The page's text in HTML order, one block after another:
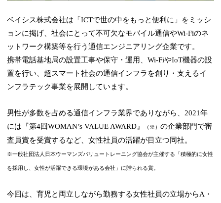
ベイシス株式会社は「ICTで世の中をもっと便利に」をミッシ
ョンに掲げ、社会にとって不可欠なモバイル通信やWi-Fiのネ
ットワーク構築等を行う通信エンジニアリング企業です。
携帯電話基地局の設置工事や保守・運用、Wi-FiやIoT機器の設
置を行い、超スマート社会の通信インフラを創り・支えるイ
ンフラテック事業を展開しています。
男性が多数を占める通信インフラ業界でありながら、2021年
には『第4回WOMAN’s VALUE AWARD』
（※）の企業部門で審
査員賞を受賞するなど、女性社員の活躍が目立つ同社。
※一般社団法人日本ウーマンズバリュートレーニング協会が主催する「積極的に女性
を採用し、女性が活躍できる環境がある会社」に贈られる賞。
今回は、育児と両立しながら勤務する女性社員の立場からA・